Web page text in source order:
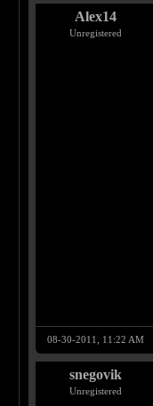
Alex14
Unregistered
08-30-2011, 11:22 AM
snegovik
Unregistered